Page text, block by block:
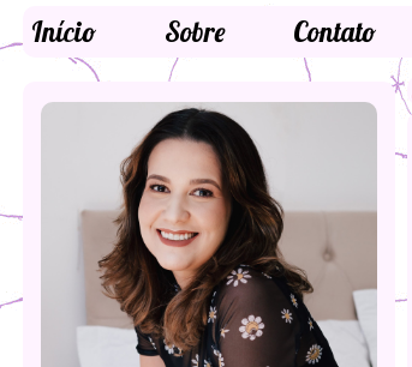
Início Sobre Contato